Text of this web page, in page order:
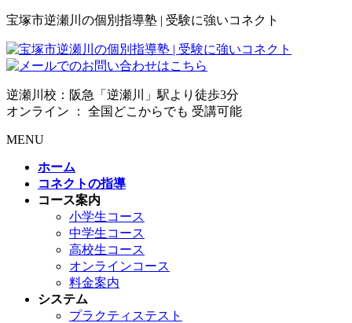
宝塚市逆瀬川の個別指導塾 | 受験に強いコネクト
逆瀬川校：阪急「逆瀬川」駅より徒歩3分
オンライン ： 全国どこからでも 受講可能
MENU
ホーム
コネクトの指導
コース案内
小学生コース
中学生コース
高校生コース
オンラインコース
料金案内
システム
プラクティステスト